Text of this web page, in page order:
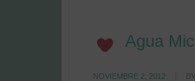
Agua
NOVIEMBRE 2, 2012 BY